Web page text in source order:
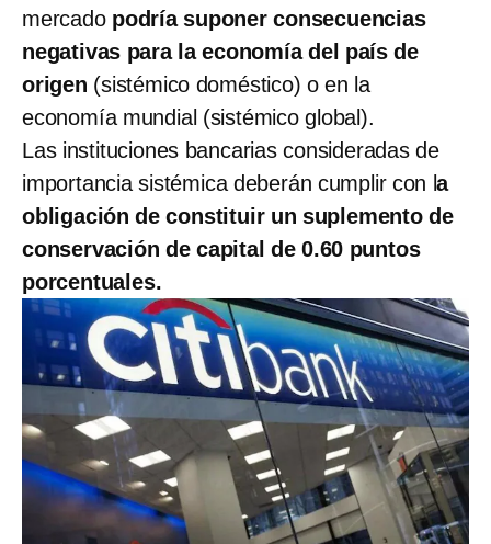
mercadopodría suponer consecuencias
negativas para la economía del país de
origen (sistémico doméstico) o en la
economía mundial (sistémico global).
Las instituciones bancarias consideradas de
importancia sistémica deberán cumplir con la
obligación de constituir un suplemento de
conservación de capital de 0.60 puntos
porcentuales.